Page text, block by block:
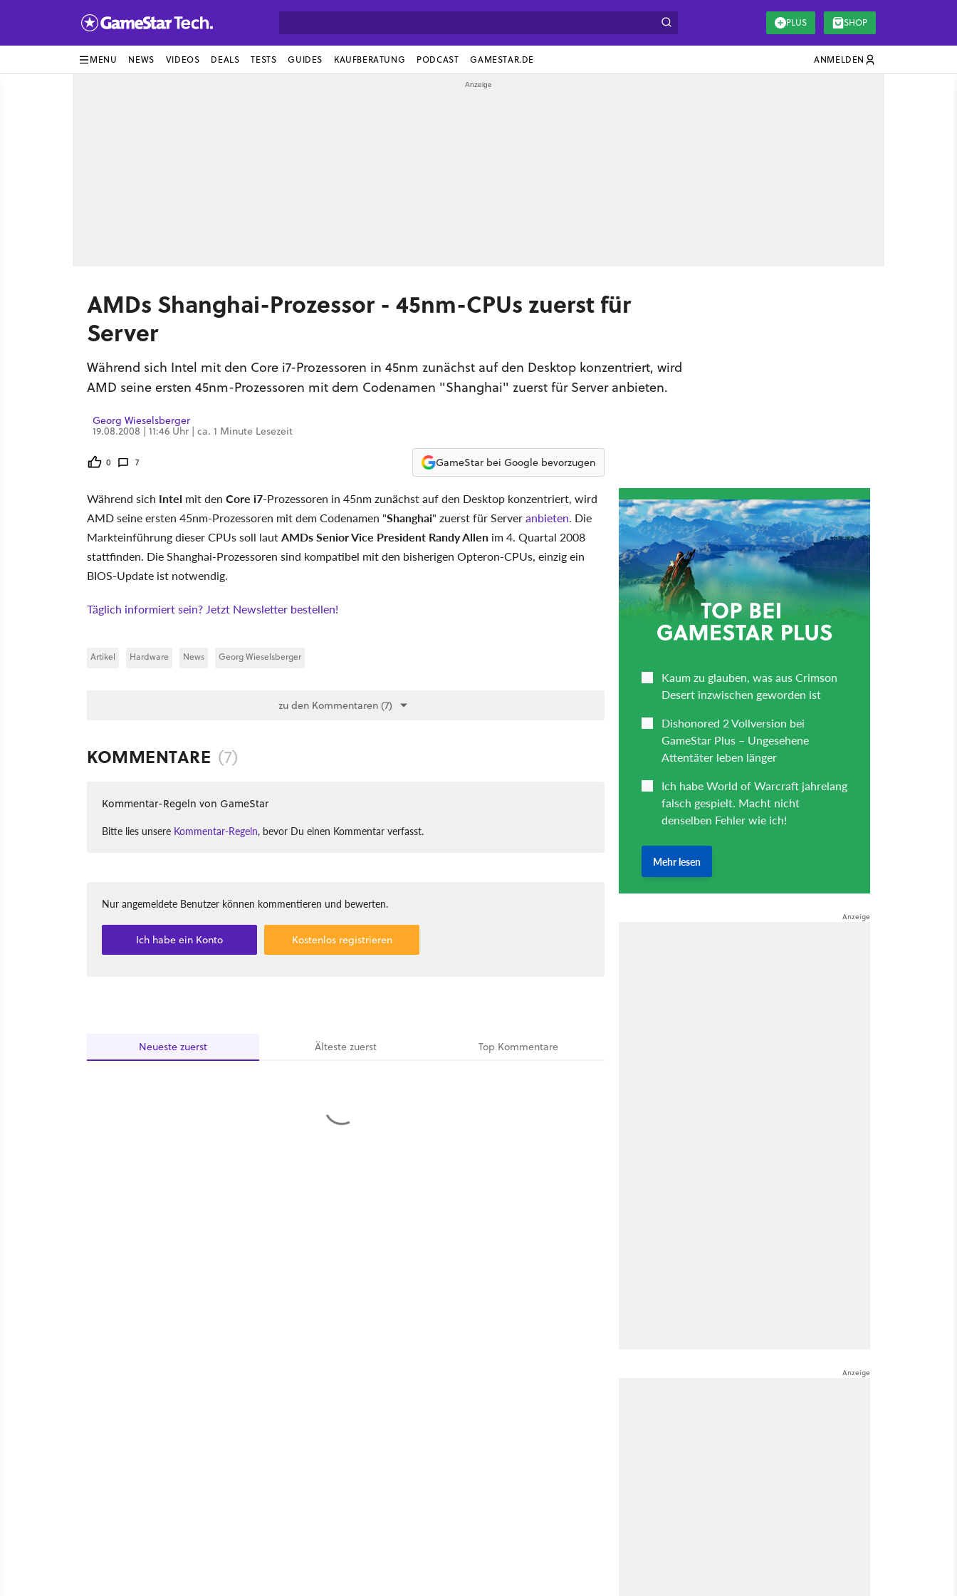
PLUS SHOP
MENU NEWS VIDEOS DEALS TESTS GUIDES KAUFBERATUNG PODCAST GAMESTAR.DE ANMELDEN
AMDs Shanghai-Prozessor - 45nm-CPUs zuerst für
Server
Während sich Intel mit den Core i7-Prozessoren in 45nm zunächst auf den Desktop konzentriert, wird
AMD seine ersten 45nm-Prozessoren mit dem Codenamen "Shanghai" zuerst für Server anbieten.
Georg Wieselsberger
19.08.2008 | 11:46 Uhr | ca. 1 Minute Lesezeit
0 7 GameStar bei Google bevorzugen
Während sich Intel mit den Core i7-Prozessoren in 45nm zunächst auf den Desktop konzentriert, wird
AMD seine ersten 45nm-Prozessoren mit dem Codenamen "Shanghai" zuerst für Serveranbieten. Die
Markteinführung dieser CPUs soll lautAMDs Senior Vice President Randy Allen im 4. Quartal 2008
stattfinden. Die Shanghai-Prozessoren sind kompatibel mit den bisherigen Opteron-CPUs, einzig ein
BIOS-Update ist notwendig.
Täglich informiert sein? Jetzt Newsletter bestellen!
Artikel Hardware News Georg Wieselsberger
zu den Kommentaren (7)
KOMMENTARE (7)
Kommentar-Regeln von GameStar
Bitte lies unsere Kommentar-Regeln, bevor Du einen Kommentar verfasst.
Nur angemeldete Benutzer können kommentieren und bewerten.
Ich habe ein Konto Kostenlos registrieren
Neueste zuerst Ältestezuerst Top Kommentare